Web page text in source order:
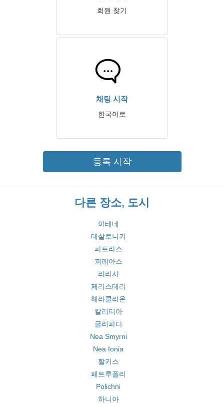
회원 찾기
채팅 시작
한국어로
등록 시작
다른 장소, 도시
아테네
테살로니키
파트라스
피레아스
라리사
페리스테리
헤라클리온
칼리티아
글리파다
Nea Smyrni
Nea Ionia
할키스
페트루폴리
Polichni
하니아